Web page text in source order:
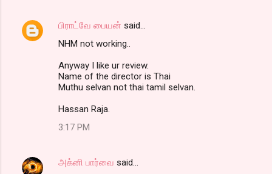
பிராட்வே பையன் said…
NHM not working..
Anyway I like ur review.
Name of the director is Thai
Muthu selvan not thai tamil selvan.
Hassan Raja.
3:17 PM
அக்னி பார்வை said…